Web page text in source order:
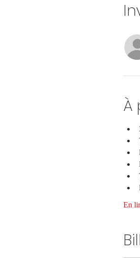
À
En